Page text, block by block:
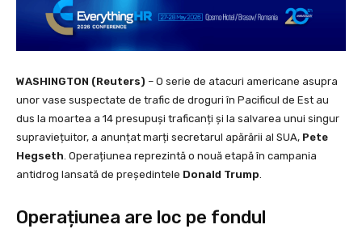
WASHINGTON (Reuters) – O serie de atacuri americane asupra
unor vase suspectate de trafic de droguri în Pacificul de Est au
dus la moartea a 14 presupuși traficanți și la salvarea unui singur
supraviețuitor, a anunțat marți secretarul apărării al SUA, Pete
Hegseth . Operațiunea reprezintă o nouă etapă în campania
antidrog lansată de președintele Donald Trump
Operațiunea are loc pe fondul